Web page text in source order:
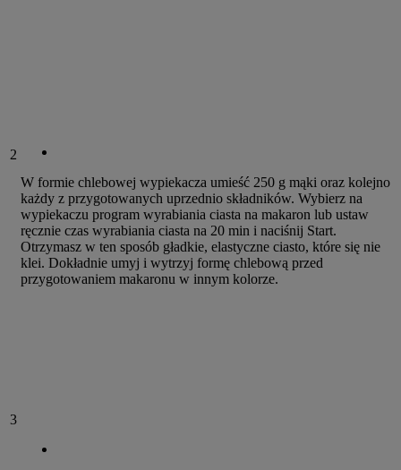
2
W formie chlebowej wypiekacza umieść 250 g mąki oraz kolejno
każdy z przygotowanych uprzednio składników. Wybierz na
wypiekaczu program wyrabiania ciasta na makaron lub ustaw
ręcznie czas wyrabiania ciasta na 20 min i naciśnij Start.
Otrzymasz w ten sposób gładkie, elastyczne ciasto, które się nie
klei. Dokładnie umyj i wytrzyj formę chlebową przed
przygotowaniem makaronu w innym kolorze.
3